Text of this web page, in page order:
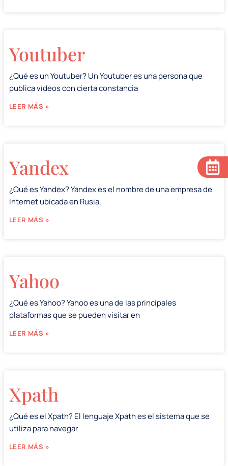
Youtuber
¿Qué es un Youtuber? Un Youtuber es una persona que
publica vídeos con cierta constancia
LEER MÁS »
Yandex
¿Qué es Yandex? Yandex es el nombre de una empresa de
Internet ubicada en Rusia,
LEER MÁS »
Yahoo
¿Qué es Yahoo? Yahoo es una de las principales
plataformas que se pueden visitar en
LEER MÁS »
Xpath
¿Qué es el Xpath? El lenguaje Xpath es el sistema que se
utiliza para navegar
LEER MÁS »